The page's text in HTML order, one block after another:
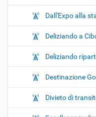
Dall'Expo alla
Deliziando a
Deliziando
Destinazione
Divieto di